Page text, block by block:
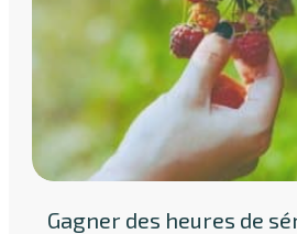
Gagner des heures de